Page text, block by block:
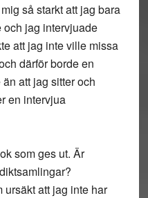
så starkt att jag bara
och jag intervjuade
att jag inte ville missa
därför borde en
att jag sitter och
en intervjua
som ges ut. Är
ursäkt att jag inte har